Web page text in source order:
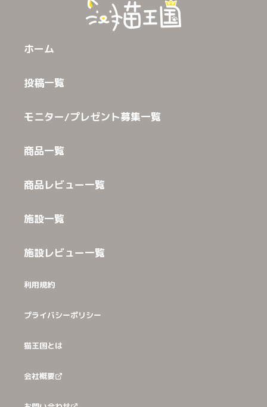
ホーム
投稿一覧
モニター/プレゼント募集一覧
商品一覧
商品レビュー一覧
施設一覧
施設レビュー一覧
利用規約
プライバシーポリシー
猫王国とは
会社概要